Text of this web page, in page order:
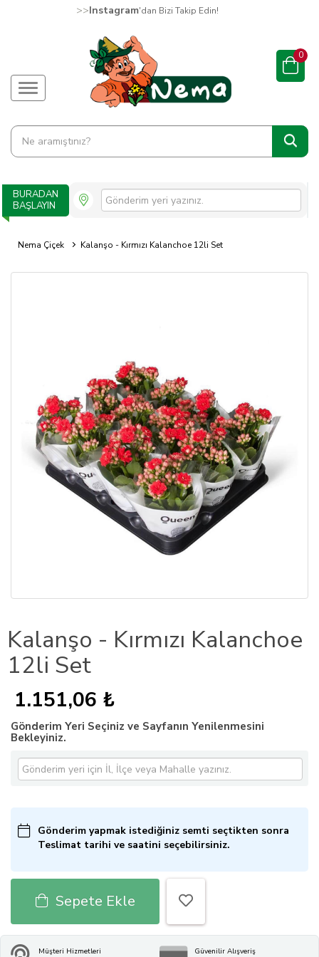
>>Instagram'dan Bizi Takip Edin!
0
BURADAN
BAŞLAYIN
Nema Çiçek Kalanşo - Kırmızı Kalanchoe 12li Set
Kalanşo - Kırmızı Kalanchoe
12li Set
1.151,06 ₺
Gönderim Yeri Seçiniz ve Sayfanın Yenilenmesini
Bekleyiniz.
Gönderim yapmak istediğiniz semti seçtikten sonra
Teslimat tarihi ve saatini seçebilirsiniz.
Sepete Ekle
Müşteri Hizmetleri Güvenilir Alışveriş